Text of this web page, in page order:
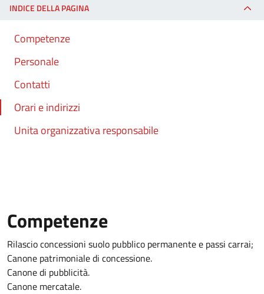
INDICE DELLA PAGINA
Competenze
Personale
Contatti
Orari e indirizzi
Unita organizzativa responsabile
Competenze
Rilascio concessioni suolo pubblico permanente e passi carrai;
Canone patrimoniale di concessione.
Canone di pubblicità.
Canone mercatale.